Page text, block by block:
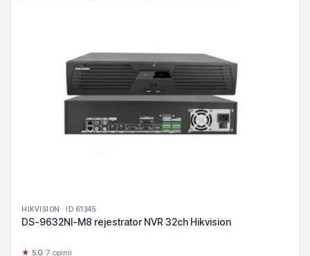
HIKVISION · ID 61345
DS-9632NI-M8 rejestrator NVR 32ch Hikvision
★ 5.0· 7 opinii